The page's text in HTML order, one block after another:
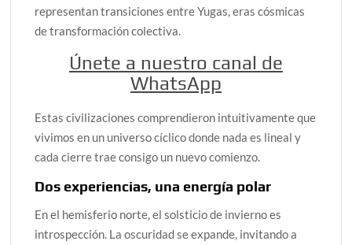
representan transiciones entre Yugas, eras cósmicas
de transformación colectiva.
Únete a nuestro canal de
WhatsApp
Estas civilizaciones comprendieron intuitivamente que
vivimos en un universo cíclico donde nada es lineal y
cada cierre trae consigo un nuevo comienzo.
Dos experiencias, una energía polar
En el hemisferio norte, el solsticio de invierno es
introspección. La oscuridad se expande, invitando a